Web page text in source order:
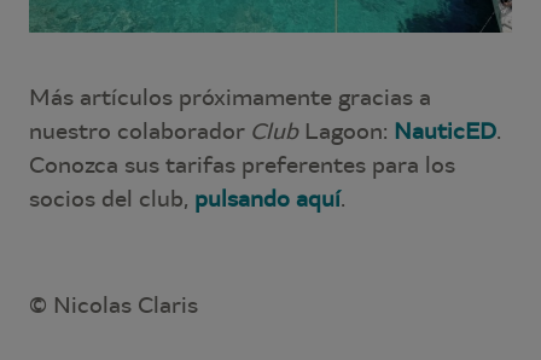
Más artículos próximamente gracias a
nuestro colaborador Club Lagoon: NauticED.
Conozca sus tarifas preferentes para los
socios del club, pulsando aquí.
© Nicolas Claris